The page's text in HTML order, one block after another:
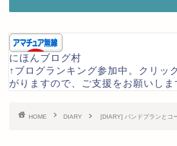
にほんブログ村
↑ブログランキング参加中。クリッ
がりますので、ご支援をお願いしま
HOME DIARY [DIARY] バンドプランとコ